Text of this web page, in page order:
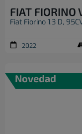
FIAT FIORINO
Fiat Fiorino 1.3 D,
2022
Novedad